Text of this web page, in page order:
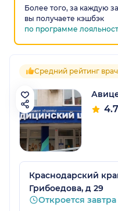
Более того, за каждую
вы получаете кэшбэк
по программе
Средний рейтинг
4.7
Краснодарский
Грибоедова, д 29
Откроется